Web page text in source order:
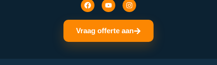
Vraag offerte aan